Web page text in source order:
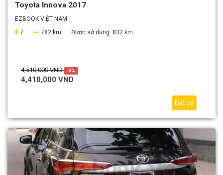
Toyota Innova 2017
EZBOOK VIỆT NAM
7
782 km Được sử dụng: 832 km
4,510,000 VND -3%
4,410,000 VND
Đặt xe